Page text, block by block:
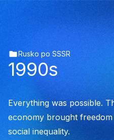
Rusko po SSSR
1990s
Everything was possible.
economy brought
social inequality.